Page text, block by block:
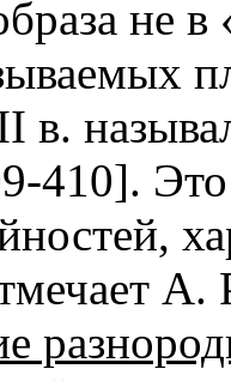
не
в.
410].
А.